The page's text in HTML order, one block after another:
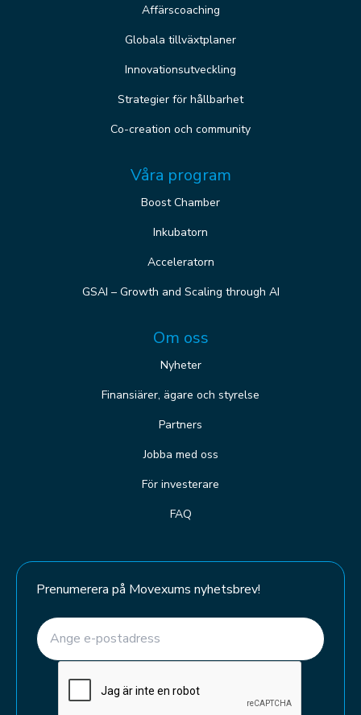
Affärscoaching
Globala tillväxtplaner
Innovationsutveckling
Strategier för hållbarhet
Co-creation och community
Våra program
Boost Chamber
Inkubatorn
Acceleratorn
GSAI – Growth and Scaling through AI
Om oss
Nyheter
Finansiärer, ägare och styrelse
Partners
Jobba med oss
För investerare
FAQ
Prenumerera på Movexums nyhetsbrev!
E-post